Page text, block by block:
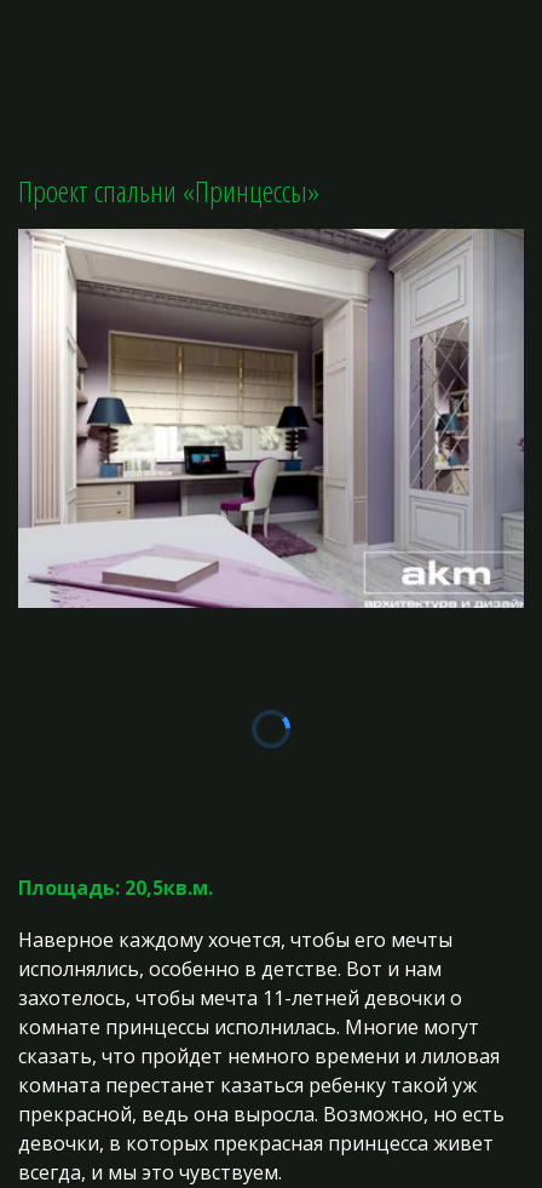
Проект спальни «Принцессы»
Площадь: 20,5кв.м.
Наверное каждому хочется, чтобы его мечты
исполнялись, особенно в детстве. Вот и нам
захотелось, чтобы мечта 11-летней девочки о
комнате принцессы исполнилась. Многие могут
сказать, что пройдет немного времени и лиловая
комната перестанет казаться ребенку такой уж
прекрасной, ведь она выросла. Возможно, но есть
девочки, в которых прекрасная принцесса живет
всегда, и мы это чувствуем.